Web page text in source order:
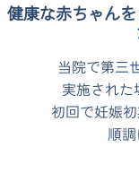
健康な赤ちゃん
当院で第三
実施された
初回で妊娠
順